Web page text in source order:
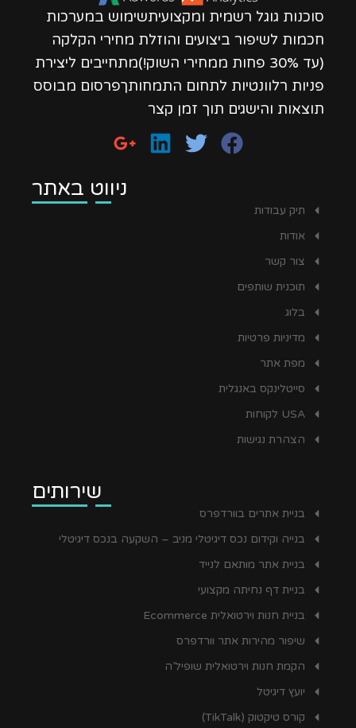
סוכנות גוגל רשמית ומקצועיתשימוש במערכות
חכמות לשיפור ביצועים והוזלת מחירי הקלקה
(עד 30% פחות ממחירי השוק!)מתחייבים ליצירת
פניות רלוונטיות לתחום התמחותךפרסום מבוסס
תוצאות והישגים תוך זמן קצר
ניווט באתר
תיק עבודות
אודות
צור קשר
תוכנית שותפים
בלוג
מדיניות פרטיות
מפת אתר
סייטלינקס באנגלית
USA לקוחות
הצהרת נגישות
שירותים
בניית אתרים בוורדפרס
בנייה וקידום נכס דיגיטלי מניב – השקעה בנכס דיגיטלי
בניית אתר מותאם לנייד
בניית דף נחיתה מקצועי
בניית חנות וירטואלית Ecommerce
שיפור מהירות אתר וורדפרס
הקמת חנות וירטואלית שופיל’ה
יועץ דיגיטל
קורס טיקטוק (TikTalk)